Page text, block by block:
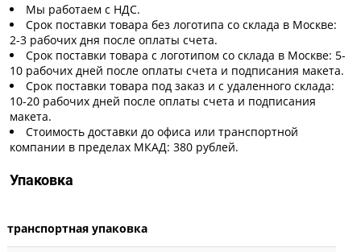
Мы работаем с НДС.
Срок поставки товара без логотипа со склада в Москве:
2-3 рабочих дня после оплаты счета.
Срок поставки товара с логотипом со склада в Москве: 5-
10 рабочих дней после оплаты счета и подписания макета.
Срок поставки товара под заказ и с удаленного склада:
10-20 рабочих дней после оплаты счета и подписания
макета.
Стоимость доставки до офиса или транспортной
компании в пределах МКАД: 380 рублей.
Упаковка
транспортная упаковка